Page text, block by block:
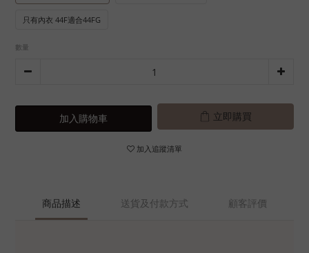
只有內衣 44F適合44FG
數量
加入購物車 立即購買
加入追蹤清單
商品描述 送貨及付款方式 顧客評價